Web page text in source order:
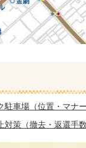
駐車場（位置・マナ
対策（撤去・返還手